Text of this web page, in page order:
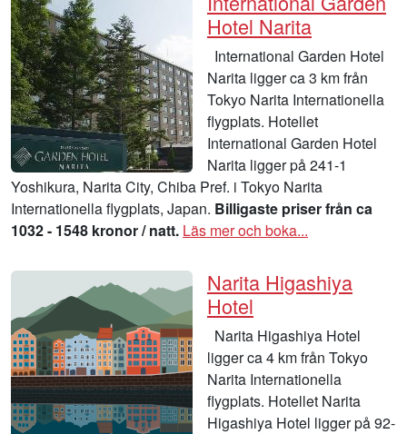
Hotel Narita
International Garden Hotel
Narita ligger ca 3 km från
Tokyo Narita Internationella
flygplats. Hotellet
International Garden Hotel
Narita ligger på 241-1
Yoshikura, Narita City, Chiba Pref. i Tokyo Narita
Internationella flygplats, Japan. Billigaste priser från ca
1032 - 1548 kronor / natt. Läs mer och boka...
Narita Higashiya
Hotel
Narita Higashiya Hotel
ligger ca 4 km från Tokyo
Narita Internationella
flygplats. Hotellet Narita
Higashiya Hotel ligger på 92-